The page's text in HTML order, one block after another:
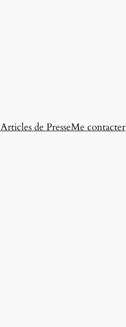
Articles de PresseMe contacter